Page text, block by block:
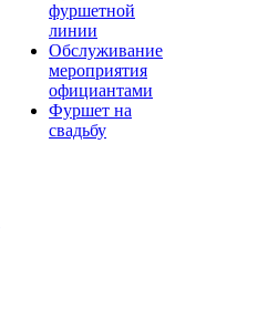
фуршетной
линии
Обслуживание
мероприятия
официантами
Фуршет на
свадьбу